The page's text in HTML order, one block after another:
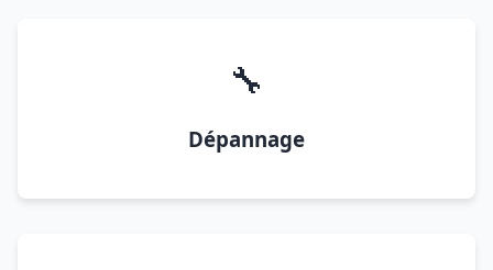
🔧
Dépannage